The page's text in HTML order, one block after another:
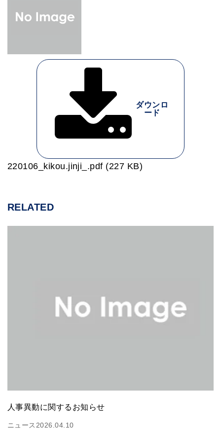
ダウンロ
ード
220106_kikou.jinji_.pdf (227 KB)
RELATED
人事異動に関するお知らせ
ニュース 2026.04.10